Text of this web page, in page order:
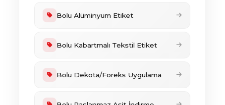
Bolu Alüminyum Etiket
Bolu Kabartmalı Tekstil Etiket
Bolu Dekota/Foreks Uygulama